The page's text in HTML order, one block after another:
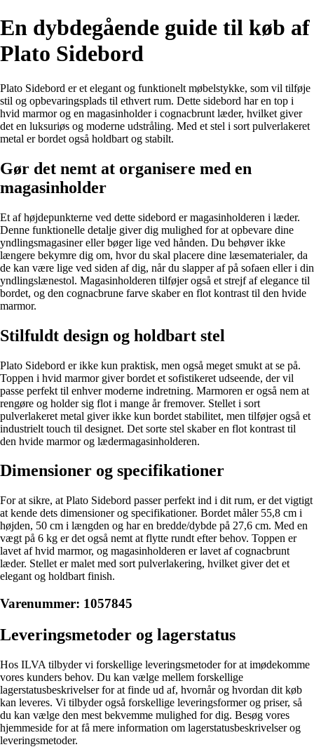
En dybdegående guide til køb af
Plato Sidebord
Plato Sidebord er et elegant og funktionelt møbelstykke, som vil tilføje
stil og opbevaringsplads til ethvert rum. Dette sidebord har en top i
hvid marmor og en magasinholder i cognacbrunt læder, hvilket giver
det en luksuriøs og moderne udstråling. Med et stel i sort pulverlakeret
metal er bordet også holdbart og stabilt.
Gør det nemt at organisere med en
magasinholder
Et af højdepunkterne ved dette sidebord er magasinholderen i læder.
Denne funktionelle detalje giver dig mulighed for at opbevare dine
yndlingsmagasiner eller bøger lige ved hånden. Du behøver ikke
længere bekymre dig om, hvor du skal placere dine læsematerialer, da
de kan være lige ved siden af dig, når du slapper af på sofaen eller i din
yndlingslænestol. Magasinholderen tilføjer også et strejf af elegance til
bordet, og den cognacbrune farve skaber en flot kontrast til den hvide
marmor.
Stilfuldt design og holdbart stel
Plato Sidebord er ikke kun praktisk, men også meget smukt at se på.
Toppen i hvid marmor giver bordet et sofistikeret udseende, der vil
passe perfekt til enhver moderne indretning. Marmoren er også nem at
rengøre og holder sig flot i mange år fremover. Stellet i sort
pulverlakeret metal giver ikke kun bordet stabilitet, men tilføjer også et
industrielt touch til designet. Det sorte stel skaber en flot kontrast til
den hvide marmor og lædermagasinholderen.
Dimensioner og specifikationer
For at sikre, at Plato Sidebord passer perfekt ind i dit rum, er det vigtigt
at kende dets dimensioner og specifikationer. Bordet måler 55,8 cm i
højden, 50 cm i længden og har en bredde/dybde på 27,6 cm. Med en
vægt på 6 kg er det også nemt at flytte rundt efter behov. Toppen er
lavet af hvid marmor, og magasinholderen er lavet af cognacbrunt
læder. Stellet er malet med sort pulverlakering, hvilket giver det et
elegant og holdbart finish.
Varenummer: 1057845
Leveringsmetoder og lagerstatus
Hos ILVA tilbyder vi forskellige leveringsmetoder for at imødekomme
vores kunders behov. Du kan vælge mellem forskellige
lagerstatusbeskrivelser for at finde ud af, hvornår og hvordan dit køb
kan leveres. Vi tilbyder også forskellige leveringsformer og priser, så
du kan vælge den mest bekvemme mulighed for dig. Besøg vores
hjemmeside for at få mere information om lagerstatusbeskrivelser og
leveringsmetoder.